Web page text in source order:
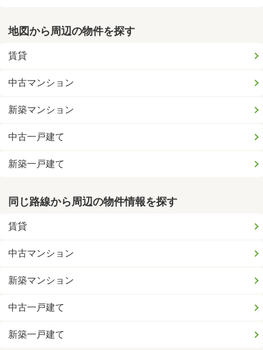
地図から周辺の物件を探す
賃貸
中古マンション
新築マンション
中古一戸建て
新築一戸建て
同じ路線から周辺の物件情報を探す
賃貸
中古マンション
新築マンション
中古一戸建て
新築一戸建て